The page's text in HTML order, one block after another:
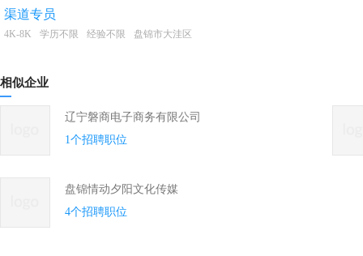
渠道专员
4K-8K 学历不限 经验不限 盘锦市大洼区
相似企业
辽宁磐商电子商务有限公司
1个招聘职位
盘锦情动夕阳文化传媒
4个招聘职位